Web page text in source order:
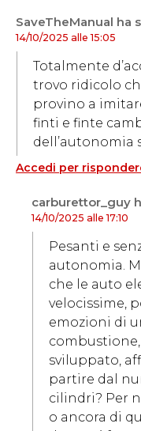
SaveTheManual ha
14/10/2025 alle 15:05
Totalmente
trovo ridicolo
provino a
finti e finte
dell’autonomia
Accedi per
carburettor_guy
14/10/2025 alle 17:10
Pesanti e
autonomia.
che le auto
velocissime,
emozioni di
sviluppato,
partire dal
cilindri? Per
o ancora di